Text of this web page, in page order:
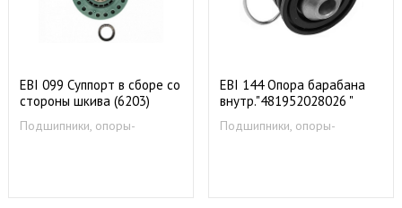
EBI 099 Суппорт в сборе со
стороны шкива (6203)
Подшипники, опоры-
EBI 144 Опора барабана
внутр."481952028026 "
Подшипники, опоры-